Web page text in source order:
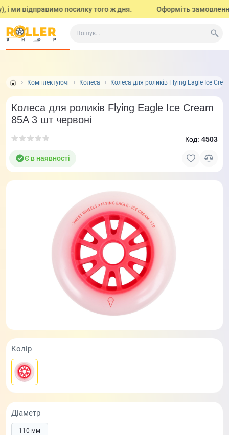
ми відправимо посилку того ж дня. Оформіть замовлення
Комплектуючі Колеса Колеса для роликів Flying Eagle Ice
Все про товар Характеристики
Колеса для роликів Flying Eagle Ice Cream
85A 3 шт червоні
Є в наявності
Код: 4503
Колір
Діаметр
110 мм